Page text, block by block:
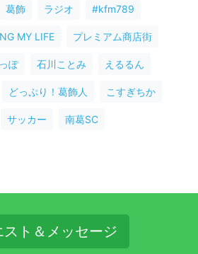
葛飾 ラジオ #kfm789
MY LIFE プレミアム商店街
ぽ 石川ことみ えるるん
どっぷり！葛飾人 こすぎちか
サッカー 南葛SC
スト＆メッセージ